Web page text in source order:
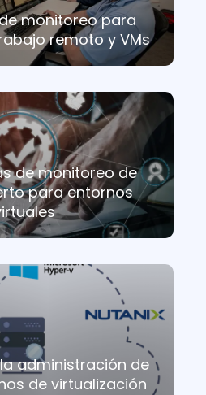
monitoreo para
remoto y VMs
de monitoreo de
para entornos
administración de
de virtualización